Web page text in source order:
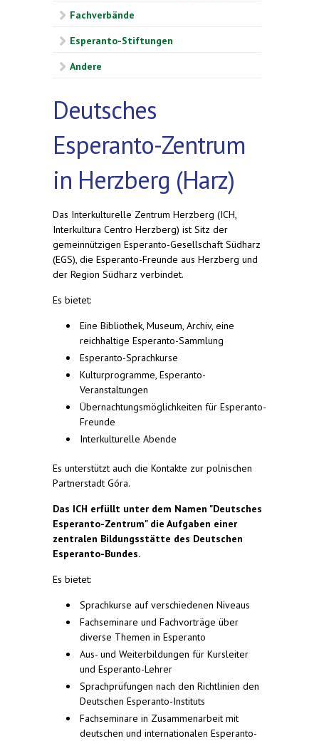
Fachverbände
Esperanto-Stiftungen
Andere
Deutsches
Esperanto-Zentrum
in Herzberg (Harz)
Das Interkulturelle Zentrum Herzberg (ICH,
Interkultura Centro Herzberg) ist Sitz der
gemeinnützigen Esperanto-Gesellschaft Südharz
(EGS), die Esperanto-Freunde aus Herzberg und
der Region Südharz verbindet.
Es bietet:
Eine Bibliothek, Museum, Archiv, eine
reichhaltige Esperanto-Sammlung
Esperanto-Sprachkurse
Kulturprogramme, Esperanto-
Veranstaltungen
Übernachtungsmöglichkeiten für Esperanto-
Freunde
Interkulturelle Abende
Es unterstützt auch die Kontakte zur polnischen
Partnerstadt Góra.
Das ICH erfüllt unter dem Namen "Deutsches
Esperanto-Zentrum" die Aufgaben einer
zentralen Bildungsstätte des Deutschen
Esperanto-Bundes.
Es bietet:
Sprachkurse auf verschiedenen Niveaus
Fachseminare und Fachvorträge über
diverse Themen in Esperanto
Aus- und Weiterbildungen für Kursleiter
und Esperanto-Lehrer
Sprachprüfungen nach den Richtlinien den
Deutschen Esperanto-Instituts
Fachseminare in Zusammenarbeit mit
deutschen und internationalen Esperanto-